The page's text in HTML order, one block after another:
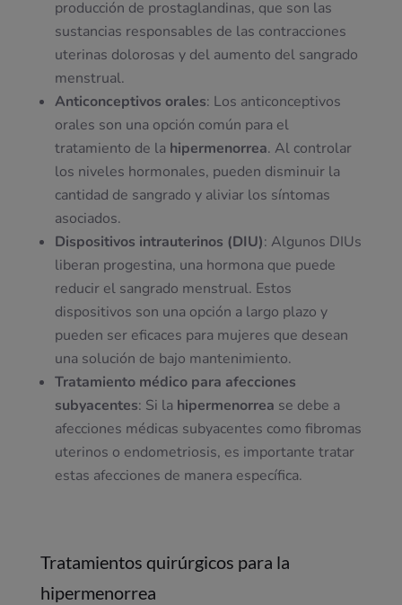
producción de prostaglandinas, que son las
sustancias responsables de las contracciones
uterinas dolorosas y del aumento del sangrado
menstrual.
Anticonceptivos orales: Los anticonceptivos
orales son una opción común para el
tratamiento de la hipermenorrea. Al controlar
los niveles hormonales, pueden disminuir la
cantidad de sangrado y aliviar los síntomas
asociados.
Dispositivos intrauterinos (DIU): Algunos DIUs
liberan progestina, una hormona que puede
reducir el sangrado menstrual. Estos
dispositivos son una opción a largo plazo y
pueden ser eficaces para mujeres que desean
una solución de bajo mantenimiento.
Tratamiento médico para afecciones
subyacentes: Si la hipermenorrea se debe a
afecciones médicas subyacentes como fibromas
uterinos o endometriosis, es importante tratar
estas afecciones de manera específica.
Tratamientos quirúrgicos para la
hipermenorrea